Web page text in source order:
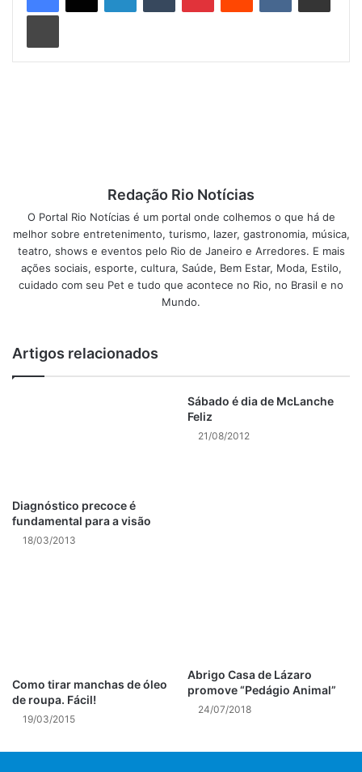
valor foi estimado em 44 , 7 milhões, uma ciclovia feita de
natureza né??
lindamente maquiada para a data das olimpíadas?
Com isso, ficamos sabendo de duas mortes, pessoas que
estavam por ali andando em suas bicicletas ou caminhando
pela bela paisagem do Rio de Janeiro; e às famílias?
“Estamos prestando apoio às famílias”, quanta vergonha eu
pensar nos danos que podem causar ao próximo?!
O que pensaria Tim Maia o homenageado?
Yve Franco
SIGA-ME EM MINHAS REDES SOCIAIS…
Redação Rio Notícias
O Portal Rio Notícias é um portal onde colhemos o que há de
melhor sobre entretenimento, turismo, lazer, gastronomia, música,
teatro, shows e eventos pelo Rio de Janeiro e Arredores. E mais
ações sociais, esporte, cultura, Saúde, Bem Estar, Moda, Estilo,
cuidado com seu Pet e tudo que acontece no Rio, no Brasil e no
Mundo.
Artigos relacionados
Diagnóstico precoce é
fundamental para a visão
18/03/2013
Sábado é dia de McLanche
Feliz
21/08/2012
Como tirar manchas de óleo
de roupa. Fácil!
19/03/2015
Abrigo Casa de Lázaro
promove “Pedágio Animal”
24/07/2018